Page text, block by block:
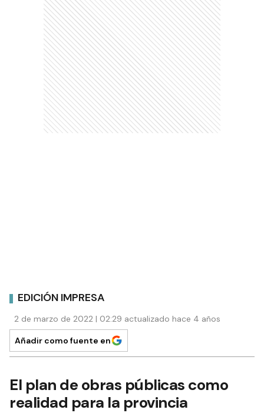
EDICIÓN IMPRESA
2 de marzo de 2022 | 02:29 actualizado hace 4 años
Añadir como fuente en
El plan de obras públicas como
realidad para la provincia